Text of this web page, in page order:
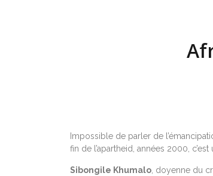
Impossible de parler de
fin de l’apartheid, années 2000,
Sibongile Khumalo , doyenne du